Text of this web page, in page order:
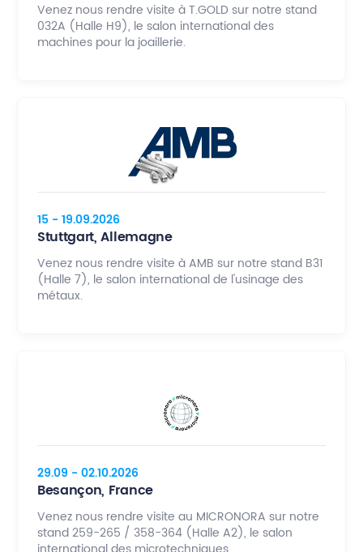
Venez nous rendre visite à T.GOLD sur notre stand
032A (Halle H9), le salon international des
machines pour la joaillerie.
15 - 19.09.2026
Stuttgart, Allemagne
Venez nous rendre visite à AMB sur notre stand B31
(Halle 7), le salon international de l'usinage des
métaux.
29.09 - 02.10.2026
Besançon, France
Venez nous rendre visite au MICRONORA sur notre
stand 259-265 / 358-364 (Halle A2), le salon